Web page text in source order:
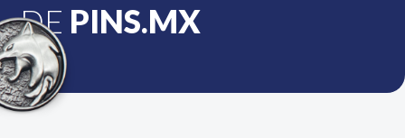
DE PINS.MX